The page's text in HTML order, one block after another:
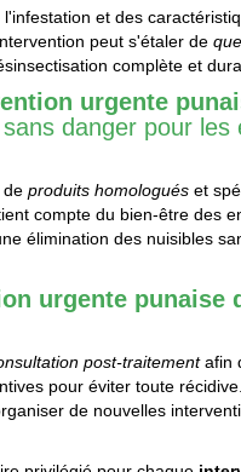
et des
peut s'étaler de
complète et
urgente
danger pour les
deproduits homologués et
compte du bien-être des
élimination des nuisibles
urgente punaise
post-traitementafin
pour éviter toute
de nouvelles